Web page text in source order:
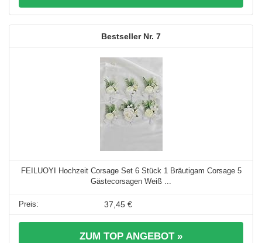
7
FEILUOYI Hochzeit Corsage Set 6 Stück 1 Bräutigam Corsage 5
Gästecorsagen Weiß ...
37,45 €
ZUM TOP ANGEBOT »